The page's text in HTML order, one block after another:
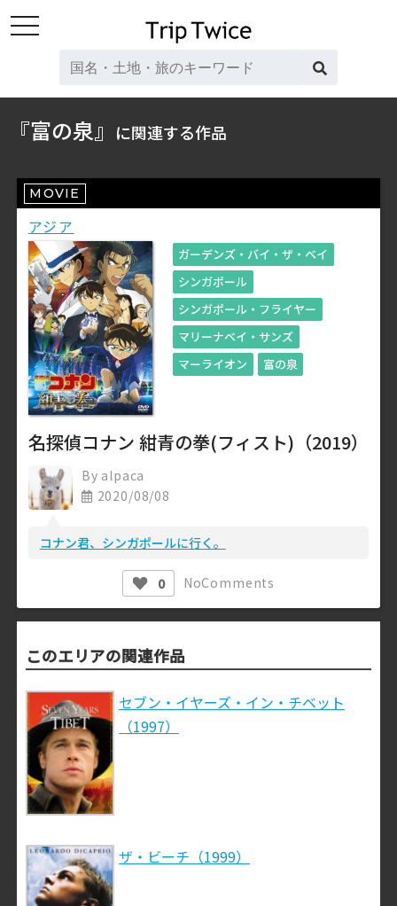
toggle
『富の泉』 に関連する作品
MOVIE
アジア
ガーデンズ・バイ・ザ・ベイ
シンガポール
シンガポール・フライヤー
マリーナベイ・サンズ
マーライオン
富の泉
名探偵コナン 紺青の拳(フィスト)（2019）
By alpaca
2020/08/08
コナン君、シンガポールに行く。
0 NoComments
このエリアの関連作品
セブン・イヤーズ・イン・チベット
（1997）
ザ・ビーチ（1999）